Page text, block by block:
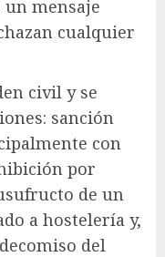
mensaje
cualquier
civil y se
sanción
con
por
de un
a hostelería y,
del